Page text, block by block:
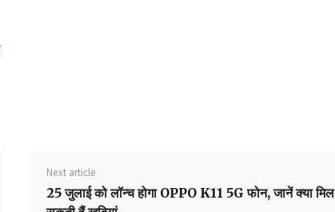
Next article
25 जुलाई को लॉन्च होगा OPPO K11 5G फोन, जानें क्या मिल